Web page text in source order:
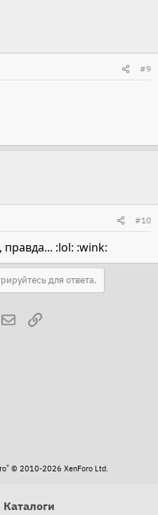
#9
#10
правда... :lol: :wink:
для ответа.
Электронная почта
Ссылка
® © 2010-2026 XenForo Ltd.
Каталоги